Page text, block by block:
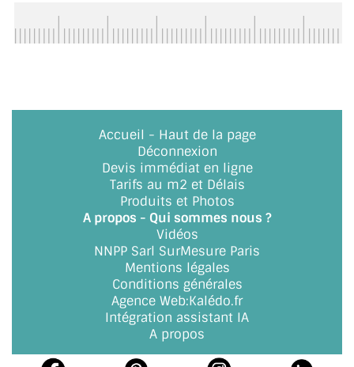
SYSTÈMES PIVOTANTS
SYSTÈMES COULISSANTS
LE CATALOGUE ACCESSOIRES
(STROMBINOSCOPE)
ACCESSOIRES EN PROMOTIONS
EXEMPLES, RÉALISATIONS, INSPIRATIONS
NUANCIER RAL
COMMENT COUPER DU VERRE ?
Accueil - Haut de la page
Déconnexion
Devis immédiat en ligne
Tarifs au m2 et Délais
Produits et Photos
A propos - Qui sommes nous ?
Vidéos
NNPP Sarl SurMesure Paris
Mentions légales
Conditions générales
Agence Web:Kalédo.fr
Intégration assistant IA
A propos